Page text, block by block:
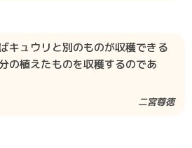
キュウリと別のものが収穫できる
の植えたものを収穫するのであ
二宮尊徳​​​​